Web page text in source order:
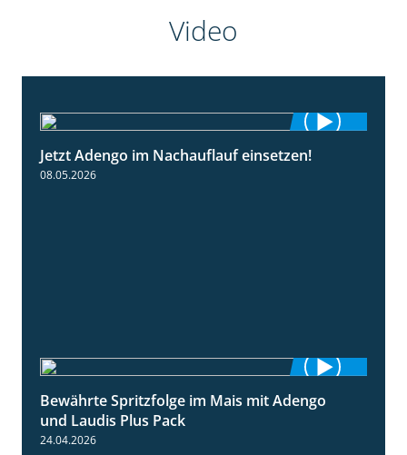
Video
1:32
Jetzt Adengo im Nachauflauf einsetzen!
08.05.2026
1:22
Bewährte Spritzfolge im Mais mit Adengo
und Laudis Plus Pack
24.04.2026